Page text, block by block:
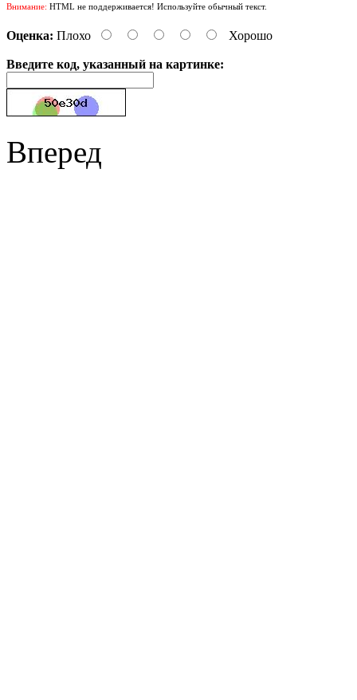
Внимание: HTML не поддерживается! Используйте обычный текст.
Оценка: Плохо Хорошо
Введите код, указанный на картинке:
Вперед